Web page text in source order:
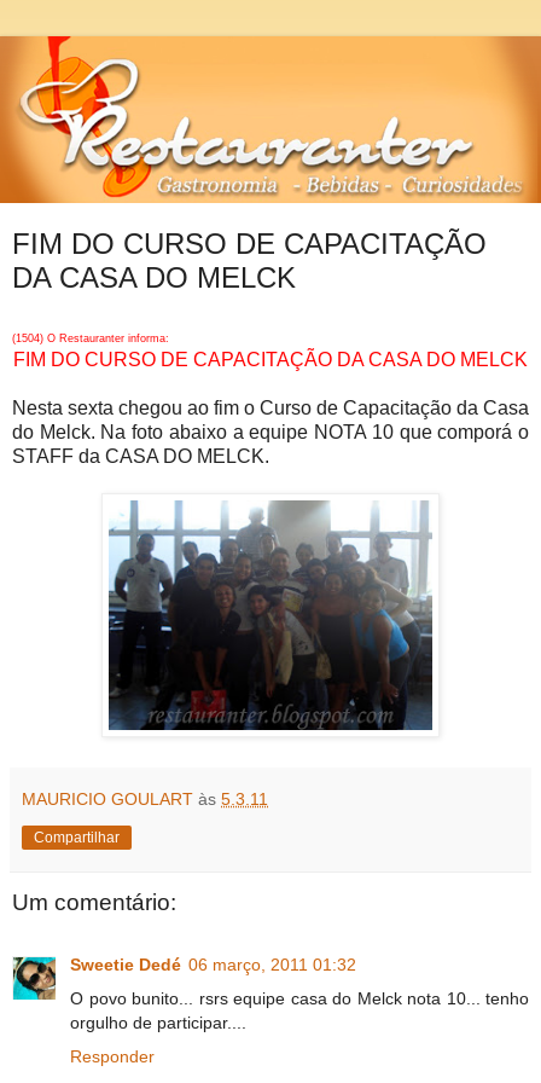
FIM DO CURSO DE CAPACITAÇÃO
DA CASA DO MELCK
(1504) O Restauranter informa:
FIM DO CURSO DE CAPACITAÇÃO DA CASA DO MELCK
Nesta sexta chegou ao fim o Curso de Capacitação da Casa
do Melck. Na foto abaixo a equipe NOTA 10 que comporá o
STAFF da CASA DO MELCK.
MAURICIO GOULART às 5.3.11
Compartilhar
Um comentário:
Sweetie Dedé 06 março, 2011 01:32
O povo bunito... rsrs equipe casa do Melck nota 10... tenho
orgulho de participar....
Responder